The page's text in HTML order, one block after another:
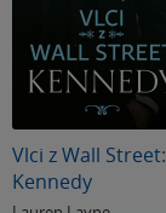
Vlci z Wall Street:
Kennedy